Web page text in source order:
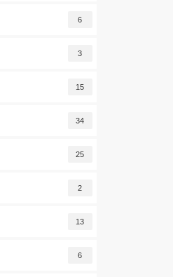
6
3
15
34
25
2
13
6